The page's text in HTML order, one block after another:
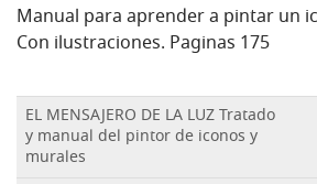
Manual para aprender a pintar un
Con ilustraciones. Paginas 175
EL MENSAJERO DE LA LUZ Tratado
y manual del pintor de iconos y
murales